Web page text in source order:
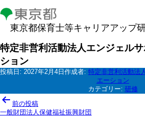
東京都保育士等キャリアアップ
特定非営利活動法人エンジェル
ション
投稿日: 2027年2月4日 作成者: 特定非営利活動法
エーション
カテゴリー: 研修
投
稿
前の投稿
一般財団法人保健福祉振興財団